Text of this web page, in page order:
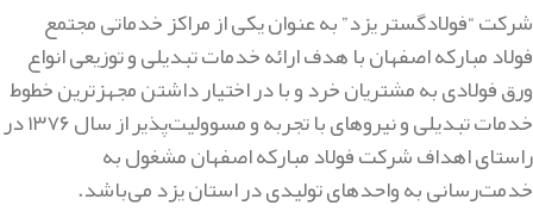
شرکت “فولادگستر یزد” به عنوان یکی از مراکز خدماتی مجتمع
فولاد مبارکه اصفهان با هدف ارائه خدمات تبدیلی و توزیعی انواع
ورق فولادی به مشتریان خرد و با در اختیار داشتن مجهزترین خطوط
خدمات تبدیلی و نیروهای با تجربه و مسوولیت‌پذیر از سال ۱۳۷۶ در
راستای اهداف شرکت فولاد مبارکه اصفهان مشغول به
خدمت‌رسانی به واحدهای تولیدی در استان یزد می‌باشد.